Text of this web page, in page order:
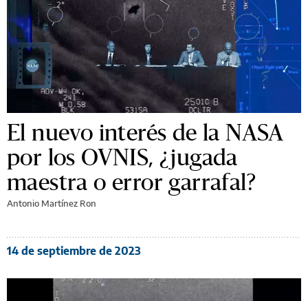
El nuevo interés de la NASA
por los OVNIS, ¿jugada
maestra o error garrafal?
Antonio Martínez Ron
14 de septiembre de 2023